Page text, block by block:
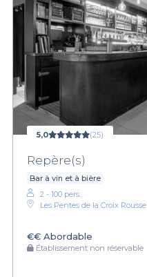
5,0 (25)
Repère(s)
Bar à vin et à bière
2 - 100 pers.
Les Pentes de la Croix Rousse
€€ Abordable
Établissement non réservable